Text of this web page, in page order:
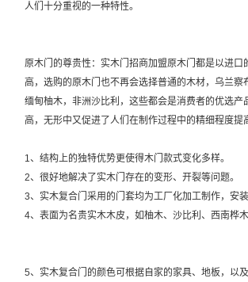
人们十分重视的一种特性。
原木门的尊贵性：实木门招商加盟原木门都是以进
高，选购的原木门也不再会选择普通的木材，乌兰
缅甸柚木，非洲沙比利，这些都会是消费者的优选
高，无形中又促进了人们在制作过程中的精细程度提
1、结构上的独特优势更使得木门款式变化多样。
2、很好地解决了实木门存在的变形、开裂等问题。
3、实木复合门采用的门套均为工厂化加工制作，安
4、表面为名贵实木木皮，如柚木、沙比利、西南桦
5、实木复合门的颜色可根据自家的家具、地板，以